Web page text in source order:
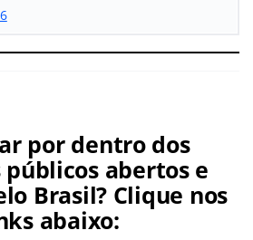
por dentro dos
públicos abertos e
Brasil? Clique nos
abaixo: